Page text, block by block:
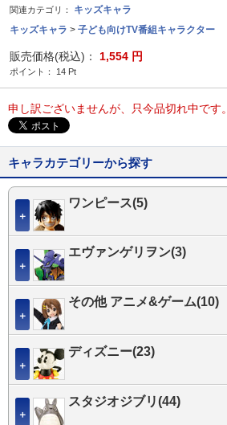
関連カテゴリ：
キッズキャラ
キッズキャラ > 子ども向けTV番組キャラクター
販売価格(税込)： 1,554 円
ポイント： 14 Pt
申し訳ございませんが、只今品切れ中です。
キャラカテゴリーから探す
＋
ワンピース(5)
＋
エヴァンゲリヲン(3)
＋
その他 アニメ&ゲーム(10)
＋
ディズニー(23)
＋
スタジオジブリ(44)